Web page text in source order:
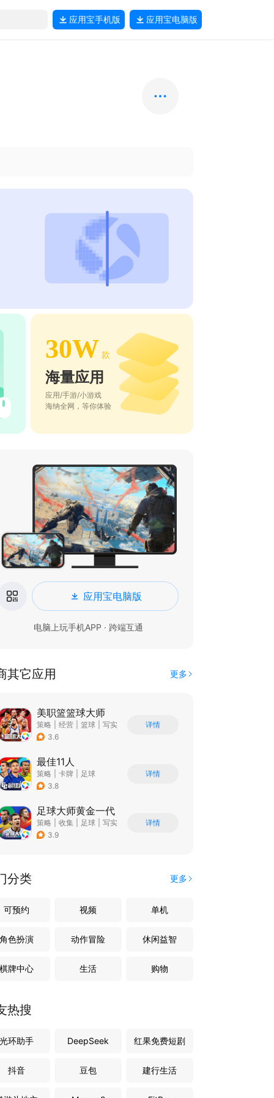
应用宝手机版 应用宝电脑版
30W 款
海量应用
应用/手游/小游戏
海纳全网，等你体验
应用宝电脑版
电脑上玩手机APP · 跨端互通
其它应用 更多
美职篮篮球大师
策略 经营 篮球
写实
3.6
详情
最佳11人
策略 卡牌
足球
| 战术竞技
3.8
详情
足球大师黄金一代
策略 收集 足球
写实
3.9
详情
分类 更多
可预约 视频 单机
角色扮演 动作冒险 休闲益智
棋牌中心 生活 购物
热搜
光环助手 DeepSeek 红果免费短剧
抖音 豆包 建行生活